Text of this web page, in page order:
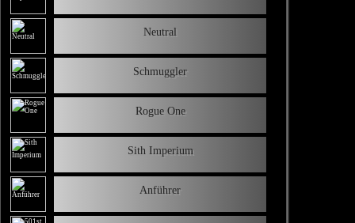
Neutral
Schmuggler
Rogue One
Sith Imperium
Anführer